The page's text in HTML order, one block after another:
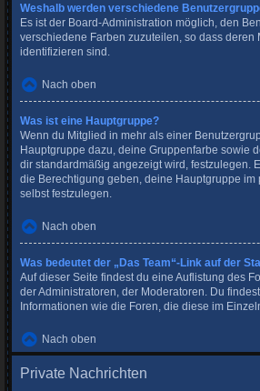
Weshalb werden verschiedene
Es ist der Board-Administration möglich, den
verschiedene Farben zuzuteilen, so dass deren
identifizieren sind.
Nach oben
Was ist eine Hauptgruppe?
Wenn du Mitglied in mehr als einer
Hauptgruppe dazu, deine Gruppenfarbe sowie
dir standardmäßig angezeigt wird, festzulegen.
die Berechtigung geben, deine Hauptgruppe im
selbst festzulegen.
Nach oben
Was bedeutet der „Das Team“-Link auf der
Auf dieser Seite findest du eine Auflistung des
der Administratoren, der Moderatoren. Du
Informationen wie die Foren, die diese im
Nach oben
Private Nachrichten